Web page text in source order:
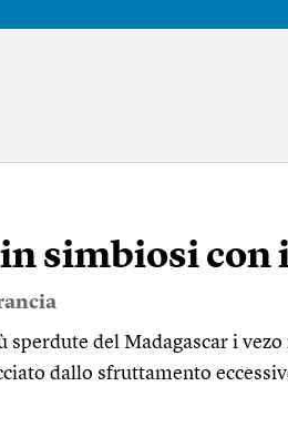
simbiosi con
sperdute del Madagascar i
dallo sfruttamento